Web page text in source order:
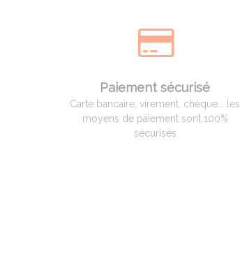
Paiement sécurisé
Carte bancaire, virement, chèque... les
moyens de paiement sont 100%
sécurisés